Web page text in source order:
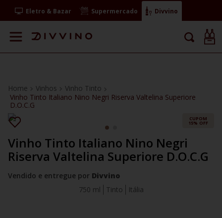
Eletro & Bazar Supermercado Divvino
Vinhos
Vinho Tinto
Vinho Tinto Italiano Nino Negri Riserva Valtelina Superiore
D.O.C.G
CUPOM
15% OFF
Vinho Tinto Italiano Nino Negri
Riserva Valtelina Superiore D.O.C.G
Vendido e entregue por Divvino
Tinto
Itália
750 ml